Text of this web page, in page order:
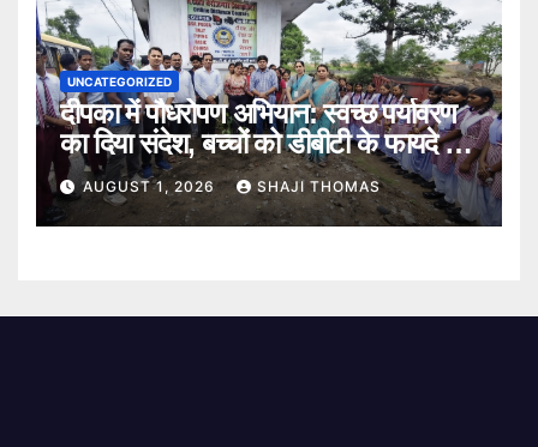
UNCATEGORIZED
दीपका में पौधरोपण अभियान: स्वच्छ पर्यावरण
का दिया संदेश, बच्चों को डीबीटी के फायदे भी
बताए।
AUGUST 1, 2026 SHAJI THOMAS